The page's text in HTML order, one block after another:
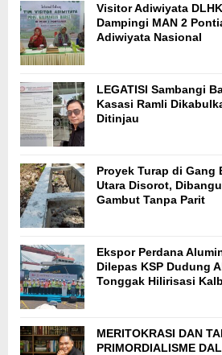
Visitor Adiwiyata
Dampingi MAN 2
Adiwiyata Nasional
LEGATISI Sambangi
Kasasi Ramli
Ditinjau
Proyek Turap di Gang
Utara Disorot,
Gambut Tanpa Parit
Ekspor Perdana
Dilepas KSP Dudung
Tonggak Hilirisasi
MERITOKRASI DAN
PRIMORDIALISME